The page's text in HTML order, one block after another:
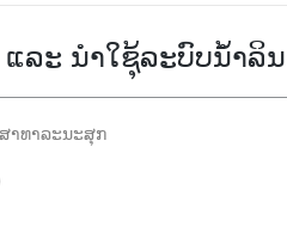
ລະ ນໍາໃຊຸ້ລະບົບນໍ້າລິ
ສາທາລະນະສຸກ